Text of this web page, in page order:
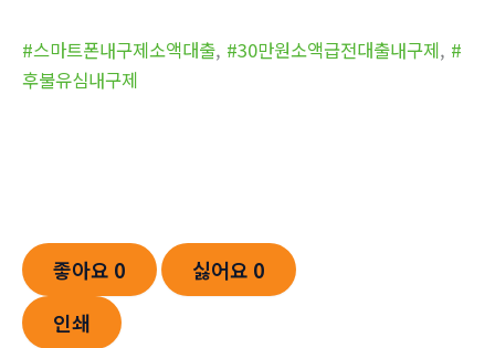
#스마트폰내구제소액대출, #30만원소액급전대출내구제, #
후불유심내구제
좋아요 0 싫어요 0
인쇄